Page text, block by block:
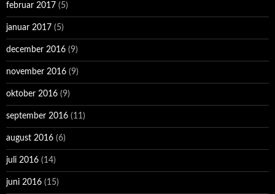
februar 2017 (5)
januar 2017 (5)
december 2016 (9)
november 2016 (9)
oktober 2016 (9)
september 2016 (11)
august 2016 (6)
juli 2016 (14)
juni 2016 (15)